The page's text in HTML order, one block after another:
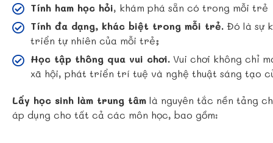
Tính ham học hỏi, khám phá sẵn có trong mỗi trẻ
Tính đa dạng, khác biệt trong mỗi trẻ. Đó là sự
triển tự nhiên của mỗi trẻ;
Học tập thông qua vui chơi. Vui chơi không chỉ
xã hội, phát triển trí tuệ và nghệ thuật sáng tạo
Lấy học sinh làm trung tâm là nguyên tắc nền tảng
áp dụng cho tất cả các môn học, bao gồm: